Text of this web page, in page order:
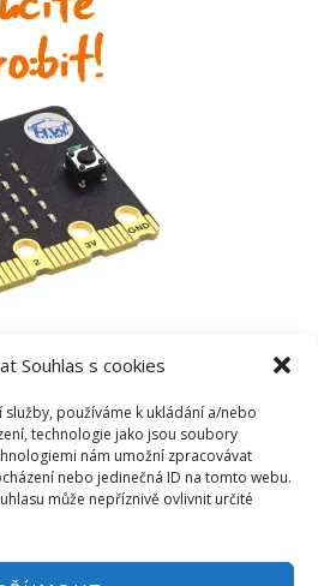
Souhlas s cookies
používáme k ukládání a/nebo
technologie jako jsou soubory
nám umožní zpracovávat
nebo jedinečná ID na tomto webu.
může nepříznivě ovlivnit určité